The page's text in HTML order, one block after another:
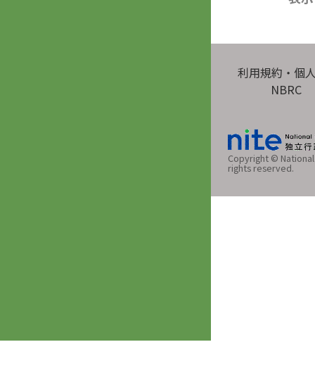
利用規約・個
NBRC
Copyright ©
rights reserved.